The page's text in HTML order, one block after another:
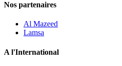
Nos partenaires
Al Mazeed
Lamsa
A l'International